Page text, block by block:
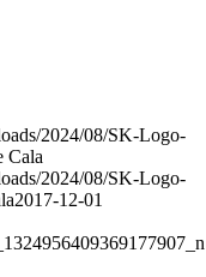
2024/08/SK-Logo-
Cala
2024/08/SK-Logo-
2017-12-01